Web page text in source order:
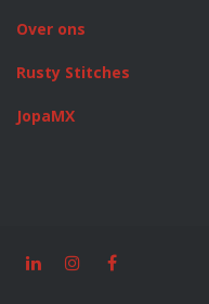
Over ons
Rusty Stitches
JopaMX